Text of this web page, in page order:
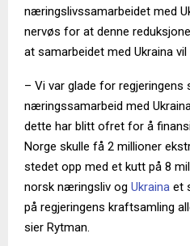
næringslivssamarbeidet med
nervøs for at denne
at samarbeidet med Ukraina
– Vi var glade for regjeringens
næringssamarbeid med
dette har blitt ofret for å
Norge skulle få 2 millioner
stedet opp med et kutt på 8
norsk næringsliv og Ukraina et
på regjeringens kraftsamling
sier Rytman.